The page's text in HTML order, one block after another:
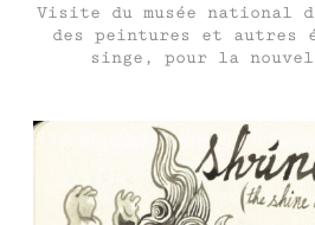
Visite du musée national
des peintures et autres
singe, pour la